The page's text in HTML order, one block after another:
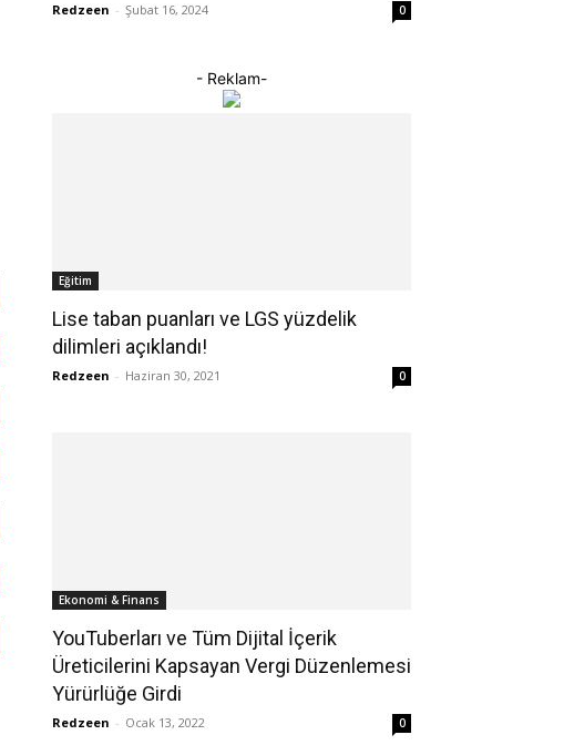
Redzeen - Şubat 16, 2024 0
- Reklam-
Eğitim
Lise taban puanları ve LGS yüzdelik
dilimleri açıklandı!
Redzeen - Haziran 30, 2021 0
Ekonomi & Finans
YouTuberları ve Tüm Dijital İçerik
Üreticilerini Kapsayan Vergi Düzenlemesi
Yürürlüğe Girdi
Redzeen - Ocak 13, 2022 0